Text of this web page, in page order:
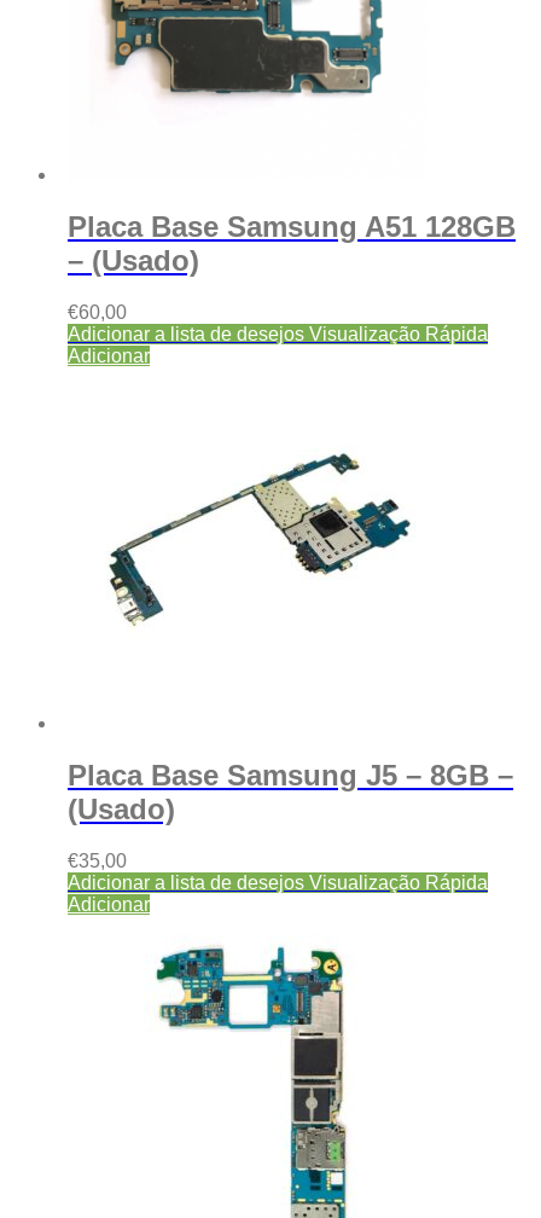
Placa Base Samsung A51 128GB
– (Usado)
€60,00
Adicionar a lista de desejos Visualização Rápida
Adicionar
Placa Base Samsung J5 – 8GB –
(Usado)
€35,00
Adicionar a lista de desejos Visualização Rápida
Adicionar